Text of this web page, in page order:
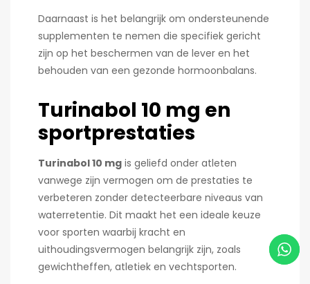
Daarnaast is het belangrijk om ondersteunende
supplementen te nemen die specifiek gericht
zijn op het beschermen van de lever en het
behouden van een gezonde hormoonbalans.
Turinabol 10 mg en
sportprestaties
Turinabol 10 mg is geliefd onder atleten
vanwege zijn vermogen om de prestaties te
verbeteren zonder detecteerbare niveaus van
waterretentie. Dit maakt het een ideale keuze
voor sporten waarbij kracht en
uithoudingsvermogen belangrijk zijn, zoals
gewichtheffen, atletiek en vechtsporten.